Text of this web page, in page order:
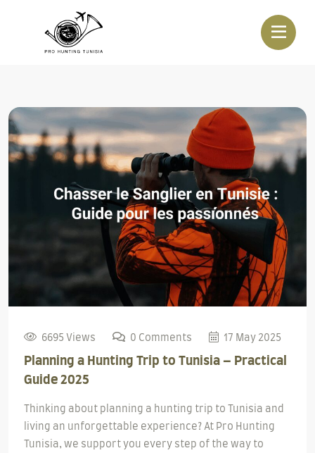
6695 Views 0 Comments 17 May 2025
Planning a Hunting Trip to Tunisia – Practical
Guide 2025
Thinking about planning a hunting trip to Tunisia and
living an unforgettable experience? At Pro Hunting
Tunisia, we support you every step of the way to